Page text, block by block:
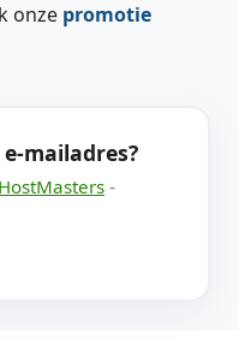
onze promotie
mailadres?
-